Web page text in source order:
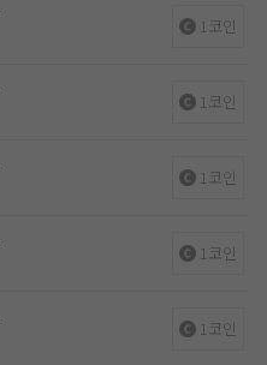
1코인
1코인
1코인
1코인
1코인